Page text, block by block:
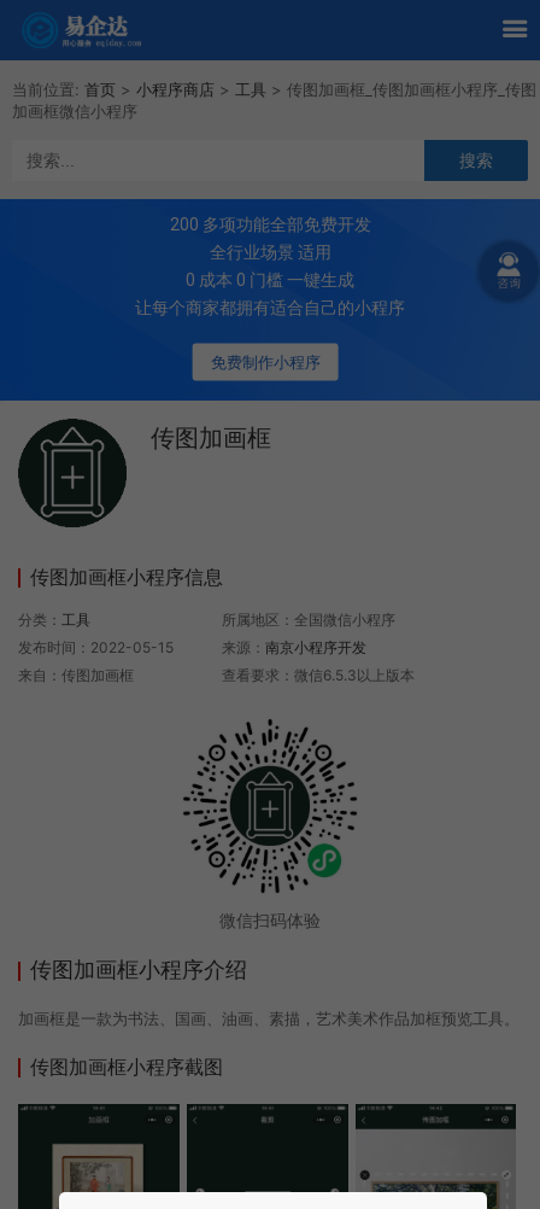
当前位置: 首页 > 小程序商店 > 工具 > 传图加画框_传图加画框小程序_传图
加画框微信小程序
免费制作小程序
200 多项功能全部免费开发
全行业场景 适用
0 成本 0 门槛 一键生成
让每个商家都拥有适合自己的小程序
传图加画框
传图加画框小程序信息
分类： 工具
发布时间：2022-05-15
来自：传图加画框
所属地区：全国微信小程序
来源： 南京小程序开发
查看要求：微信6.5.3以上版本
微信扫码体验
传图加画框小程序介绍
加画框是一款为书法、国画、油画、素描，艺术美术作品加框预览工具。
传图加画框小程序截图